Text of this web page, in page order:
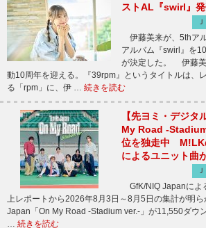
ストAL『swirl』
伊藤美来が、5thア
アルバム『swirl』を
が決定した。 伊藤美
動10周年を迎える。『39rpm』というタイトルは、
る「rpm」に、伊 … 続きを読む
【先ヨミ・デジ
My Road -
位を独走中 M!LK
によるユニット曲
GfK/NIQ Japanによ
上レポートから2026年8月3日～8月5日の集計が明
Japan「On My Road -Stadium ver.-」が11,550ダウ
… 続きを読む